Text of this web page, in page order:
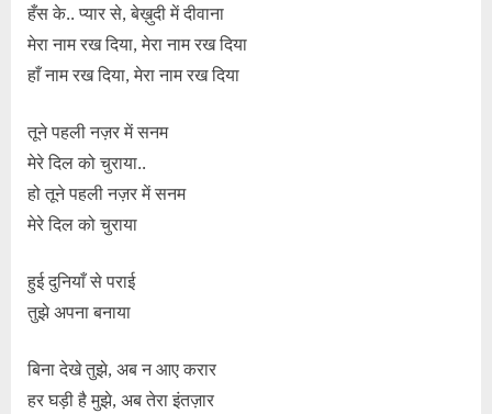
हँस के.. प्यार से, बेख़ुदी में दीवाना
मेरा नाम रख दिया, मेरा नाम रख दिया
हाँ नाम रख दिया, मेरा नाम रख दिया
तूने पहली नज़र में सनम
मेरे दिल को चुराया..
हो तूने पहली नज़र में सनम
मेरे दिल को चुराया
हुई दुनियाँ से पराई
तुझे अपना बनाया
बिना देखे तुझे, अब न आए करार
हर घड़ी है मुझे, अब तेरा इंतज़ार